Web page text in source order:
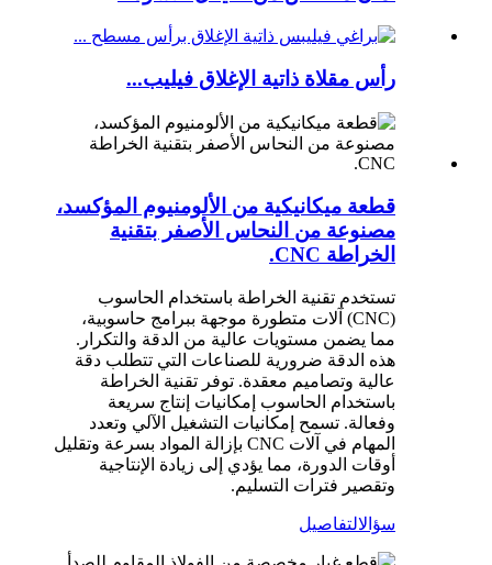
رأس مقلاة ذاتية الإغلاق فيليب...
قطعة ميكانيكية من الألومنيوم المؤكسد،
مصنوعة من النحاس الأصفر بتقنية
الخراطة CNC.
تستخدم تقنية الخراطة باستخدام الحاسوب
(CNC) آلات متطورة موجهة ببرامج حاسوبية،
مما يضمن مستويات عالية من الدقة والتكرار.
هذه الدقة ضرورية للصناعات التي تتطلب دقة
عالية وتصاميم معقدة. توفر تقنية الخراطة
باستخدام الحاسوب إمكانيات إنتاج سريعة
وفعالة. تسمح إمكانيات التشغيل الآلي وتعدد
المهام في آلات CNC بإزالة المواد بسرعة وتقليل
أوقات الدورة، مما يؤدي إلى زيادة الإنتاجية
وتقصير فترات التسليم.
سؤالالتفاصيل